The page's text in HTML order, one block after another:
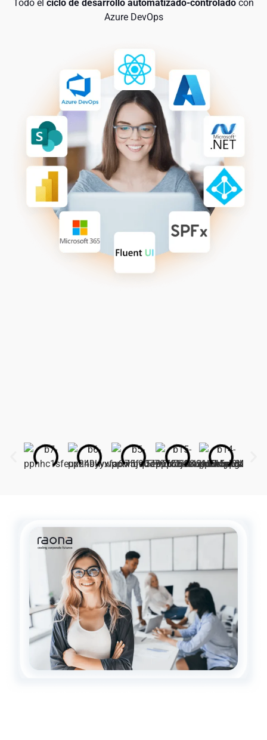
Todo el ciclo de desarrollo automatizado-controlado con
Azure DevOps